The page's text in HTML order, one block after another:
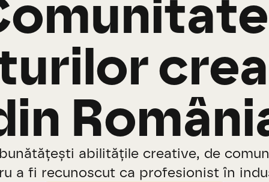
abilitățile creative, de
a fi recunoscut ca profesionist în